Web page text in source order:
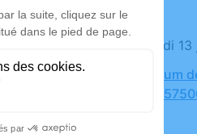
Le vendredi
Crématorium
Altmayer,